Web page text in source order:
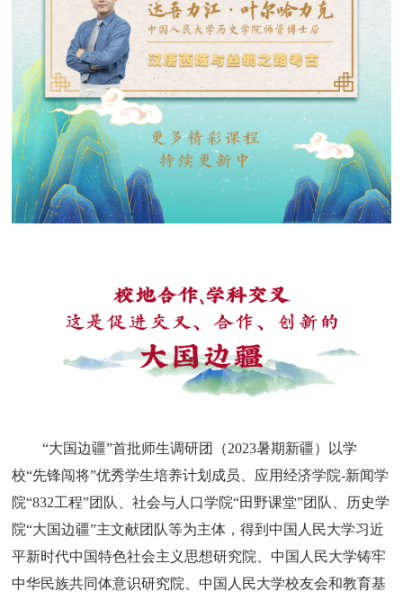
“大国边疆”首批师生调研团（2023暑期新疆）以学
校“先锋闯将”优秀学生培养计划成员、应用经济学院-新闻学
院“832工程”团队、社会与人口学院“田野课堂”团队、历史学
院“大国边疆”主文献团队等为主体，得到中国人民大学习近
平新时代中国特色社会主义思想研究院、中国人民大学铸牢
中华民族共同体意识研究院、中国人民大学校友会和教育基